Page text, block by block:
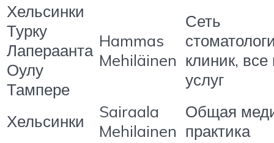
Хельсинки
Турку
Лапераанта
Оулу
Тампере
Hammas
Mehiläinen
Сеть
клиник,
услуг
Хельсинки
Sairaala
Mehilainen
Общая
практика